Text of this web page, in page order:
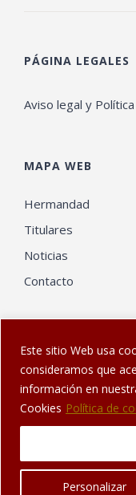
Este sitio Web usa
consideramos que
información en
Cookies Política de
Personalizar
PÁGINA LEGALES
Aviso legal y
MAPA WEB
Hermandad
Titulares
Noticias
Contacto
los